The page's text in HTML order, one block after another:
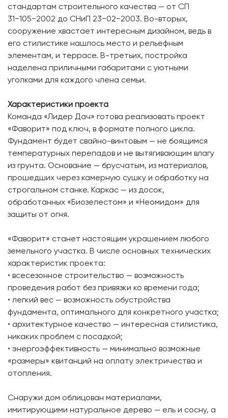
стандартам строительного качества — от СП
31−105−2002 до СНиП 23−02−2003. Во-вторых,
сооружение хвастает интересным дизайном, ведь в
его стилистике нашлось место и рельефным
элементам, и террасе. В-третьих, постройка
наделена приличными габаритами с уютными
уголками для каждого члена семьи.
Характеристики проекта
Команда «Лидер Дач» готова реализовать проект
«Фаворит» под ключ, в формате полного цикла.
Фундамент будет свайно-винтовым — не боящимся
температурных перепадов и не вытягивающим влагу
из грунта. Основание — брусчатым, из материалов,
прошедших через камерную сушку и обработку на
строгальном станке. Каркас — из досок,
обработанных «Биозелестом» и «Неомидом» для
защиты от огня.
«Фаворит» станет настоящим украшением любого
земельного участка. В числе основных технических
характеристик проекта:
• всесезонное строительство — возможность
проведения работ без привязки ко времени года;
• легкий вес — возможность обустройства
фундамента, оптимального для конкретного участка;
• архитектурное качество — интересная стилистика,
никаких проблем с посадкой;
• энергоэффективность — минимально возможные
«размеры» квитанций на оплату электричества и
отопления.
Снаружи дом облицован материалами,
имитирующими натуральное дерево — ель и сосну, а